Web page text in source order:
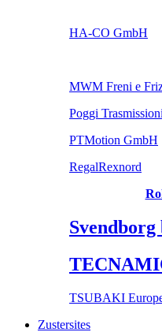
HA-CO GmbH
MWM Freni e
Poggi
PTMotion GmbH
RegalRexnord
Svendborg
TSUBAKI
Zustersites